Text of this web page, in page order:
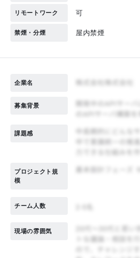
リモートワーク 可
禁煙・分煙 屋内禁煙
企業名
募集背景
課題感
プロジェクト規
模
チーム人数
現場の雰囲気